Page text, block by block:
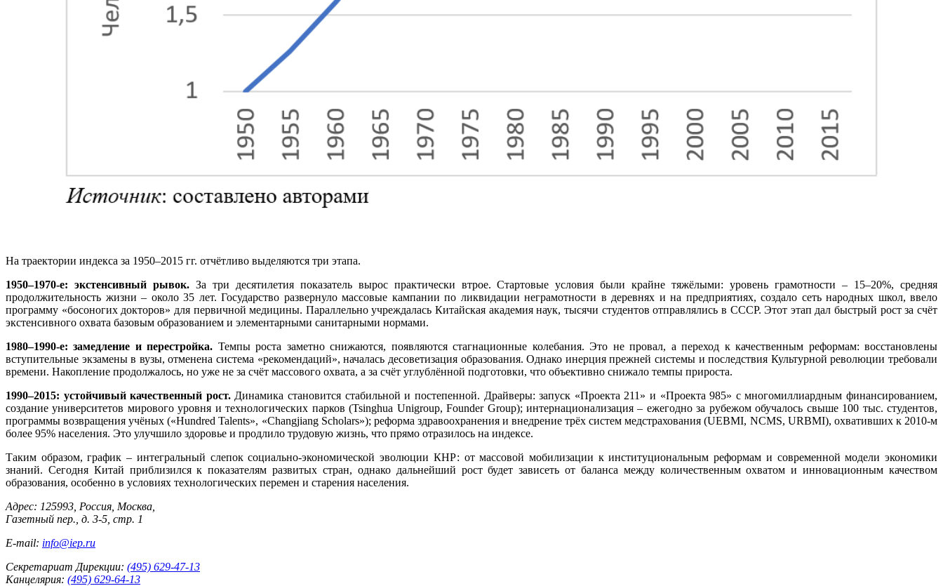
На траектории индекса за 1950–2015 гг. отчётливо выделяются три этапа.
1950–1970‑е: экстенсивный рывок.За три десятилетия показатель вырос практически втрое. Стартовые условия были крайне тяжёлыми: уровень грамотности – 15–20%, средняя
продолжительность жизни – около 35 лет. Государство развернуло массовые кампании по ликвидации неграмотности в деревнях и на предприятиях, создало сеть народных школ, ввело
программу «босоногих докторов» для первичной медицины. Параллельно учреждалась Китайская академия наук, тысячи студентов отправлялись в СССР. Этот этап дал быстрый рост за счёт
экстенсивного охвата базовым образованием и элементарными санитарными нормами.
1980–1990‑е: замедление и перестройка. Темпы роста заметно снижаются, появляются стагнационные колебания. Это не провал, а переход к качественным реформам: восстановлены
вступительные экзамены в вузы, отменена система «рекомендаций», началась десоветизация образования. Однако инерция прежней системы и последствия Культурной революции требовали
времени. Накопление продолжалось, но уже не за счёт массового охвата, а за счёт углублённой подготовки, что объективно снижало темпы прироста.
1990–2015: устойчивый качественный рост.Динамика становится стабильной и постепенной. Драйверы: запуск «Проекта 211» и «Проекта 985» с многомиллиардным финансированием,
создание университетов мирового уровня и технологических парков (Tsinghua Unigroup, Founder Group); интернационализация – ежегодно за рубежом обучалось свыше 100 тыс. студентов,
программы возвращения учёных («Hundred Talents», «Changjiang Scholars»); реформа здравоохранения и внедрение трёх систем медстрахования (UEBMI, NCMS, URBMI), охвативших к 2010‑м
более 95% населения. Это улучшило здоровье и продлило трудовую жизнь, что прямо отразилось на индексе.
Таким образом, график – интегральный слепок социально‑экономической эволюции КНР: от массовой мобилизации к институциональным реформам и современной модели экономики
знаний. Сегодня Китай приблизился к показателям развитых стран, однако дальнейший рост будет зависеть от баланса между количественным охватом и инновационным качеством
образования, особенно в условиях технологических перемен и старения населения.
Адрес: 125993, Россия, Москва,
Газетный пер., д. 3-5, стр. 1
E-mail: info@iep.ru
Секретариат Дирекции: (495) 629-47-13
Канцелярия: (495) 629-64-13